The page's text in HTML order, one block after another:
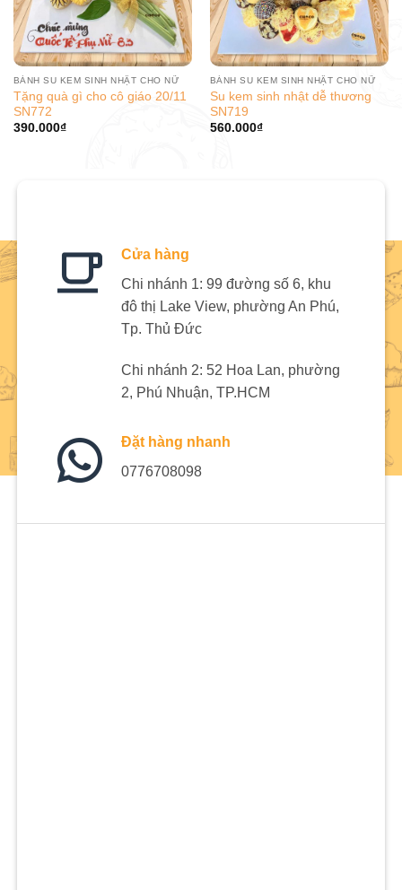
BÁNH SU KEM SINH NHẬT CHO NỮ
Tặng quà gì cho cô giáo 20/11
SN772
390.000₫
BÁNH SU KEM SINH NHẬT CHO NỮ
Su kem sinh nhật dễ thương
SN719
560.000₫
Cửa hàng
Chi nhánh 1: 99 đường số 6, khu
đô thị Lake View, phường An Phú,
Tp. Thủ Đức
Chi nhánh 2: 52 Hoa Lan, phường
2, Phú Nhuận, TP.HCM
Đặt hàng nhanh
0776708098